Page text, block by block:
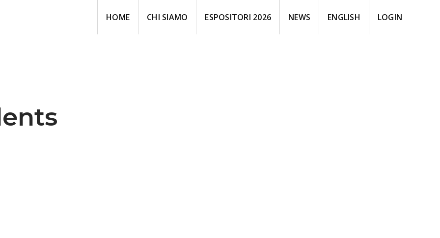
HOME CHI SIAMO ESPOSITORI 2026 NEWS ENGLISH LOGIN